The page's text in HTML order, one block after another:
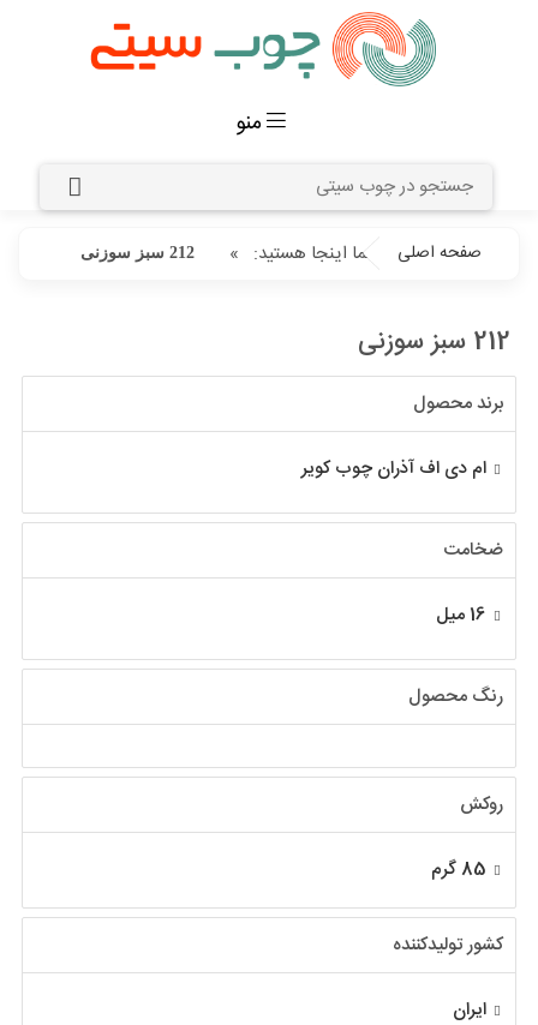
منو
شما اینجا هستید: صفحه اصلی » 212 سبز سوزنی
212 سبز سوزنی
برند محصول
ام دی اف آذران چوب کویر
ضخامت
16 میل
رنگ محصول
روکش
85 گرم
کشور تولیدکننده
ایران